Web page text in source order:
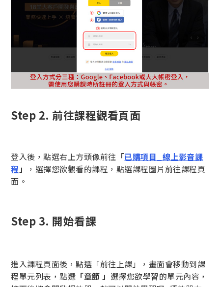
Step 2. 前往課程觀看頁面
登入後，點選右上方頭像前往 「已購項目_線上影音課
程 」
，選擇您欲觀看的課程，點選課程圖片前往課程頁
面。
Step 3. 開始看課
進入課程頁面後，點選「前往上課」，畫面會移動到課
程單元列表，點選 「章節 」 選擇您欲學習的單元內容，